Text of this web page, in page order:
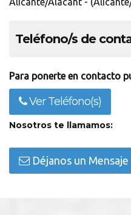
Teléfono/s de
Para ponerte en contacto
Ver Teléfono(s)
Nosotros te llamamos:
Déjanos un Mensaje